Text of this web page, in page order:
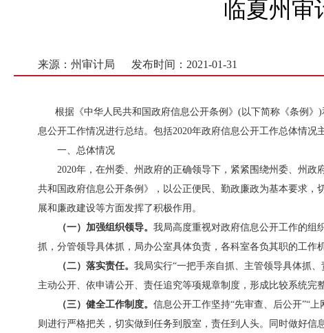
临夏州审
来源：州审计局 发布时间：2021-01-31
根据《中华人民共和国政府信息公开条例》(以下简称《条例
息公开工作情况进行总结。包括2020年政府信息公开工作总体情
一、总体情况
2020年，在州委、州政府的正确领导下，紧紧围绕州委、州
共和国政府信息公开条例》，以公正便民、勤政廉政为基本要求
展和廉政建设等方面发挥了积极作用。
（一）加强组织领导。 我局高度重视对政府信息公开工作的组
抓，分管领导具体抓，局办公室具体负责，各科室各负其职的工作机
（二）落实责任。 我局实行“一把手亲自抓、主管领导具体抓
主动公开、依申请公开、责任追究等项规章制度，形成比较系统完
（三）健全工作制度。 信息公开工作坚持“先审查、后公开”“
则进行严格把关，切实做到任务到股室，责任到人头。同时做好信